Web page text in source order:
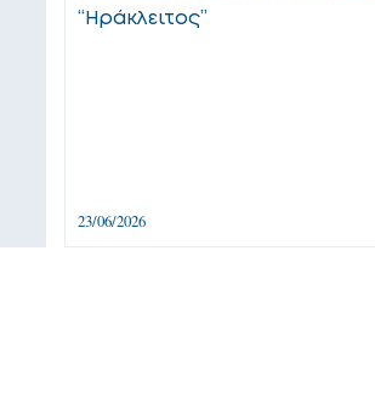
“Ηράκλειτος”
23/06/2026